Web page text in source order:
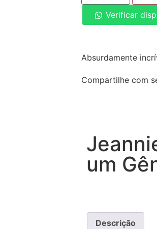
Verificar
Absurdamente
Compartilhe com
um
Descrição